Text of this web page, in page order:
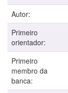
Autor:
Primeiro
orientador:
Primeiro
membro da
banca: